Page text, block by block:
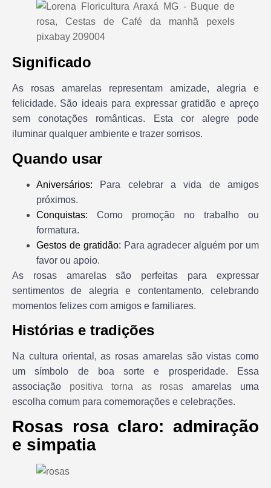
Significado
As rosas amarelas representam amizade, alegria e
felicidade. São ideais para expressar gratidão e apreço
sem conotações românticas. Esta cor alegre pode
iluminar qualquer ambiente e trazer sorrisos.
Quando usar
Aniversários: Para celebrar a vida de amigos
próximos.
Conquistas: Como promoção no trabalho ou
formatura.
Gestos de gratidão: Para agradecer alguém por um
favor ou apoio.
As rosas amarelas são perfeitas para expressar
sentimentos de alegria e contentamento, celebrando
momentos felizes com amigos e familiares.
Histórias e tradições
Na cultura oriental, as rosas amarelas são vistas como
um símbolo de boa sorte e prosperidade. Essa
associação positiva torna as rosas amarelas uma
escolha comum para comemorações e celebrações.
Rosas rosa claro: admiração
e simpatia